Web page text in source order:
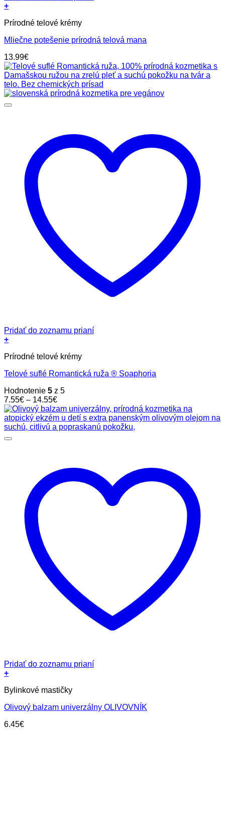
+
Prírodné telové krémy
Mliečne potešenie prírodná telová mana
13.99€
Pridať do zoznamu prianí
+
produkt
viacero
Možnosti
si
môžete
vybrať
na
stránke
Prírodné telové krémy
Telové suflé Romantická ruža ® Soaphoria
Hodnotenie 5 z 5
7.55€ – 14.55€Price
range:
7.55€
through
Pridať do zoznamu prianí
+
Bylinkové mastičky
Olivový balzam univerzálny OLIVOVNÍK
6.45€